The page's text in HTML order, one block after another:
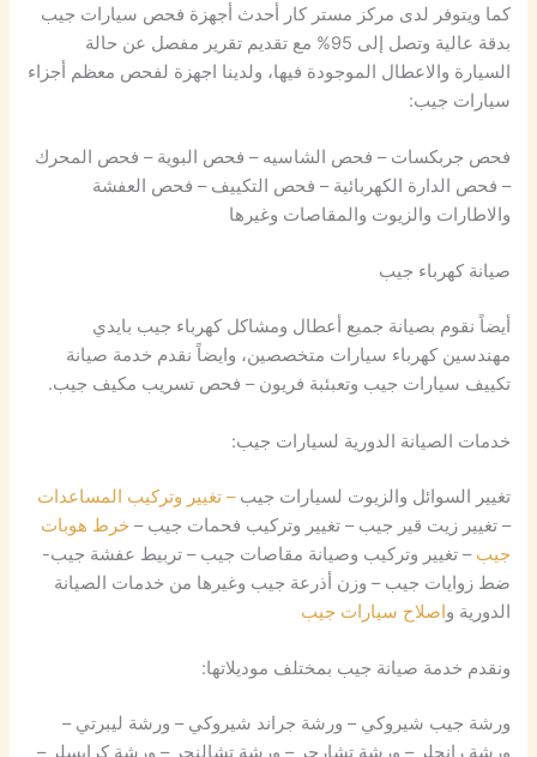
كما ويتوفر لدى مركز مستر كار أحدث أجهزة فحص سيارات جيب
بدقة عالية وتصل إلى 95% مع تقديم تقرير مفصل عن حالة
السيارة والاعطال الموجودة فيها، ولدينا اجهزة لفحص معظم أجزاء
سيارات جيب:
فحص جربكسات – فحص الشاسيه – فحص البوية – فحص المحرك
– فحص الدارة الكهربائية – فحص التكييف – فحص العفشة
والاطارات والزيوت والمقاصات وغيرها
صيانة كهرباء جيب
أيضاً نقوم بصيانة جميع أعطال ومشاكل كهرباء جيب بايدي
مهندسين كهرباء سيارات متخصصين، وايضاً نقدم خدمة صيانة
تكييف سيارات جيب وتعبئبة فريون – فحص تسريب مكيف جيب.
خدمات الصيانة الدورية لسيارات جيب:
تغيير السوائل والزيوت لسيارات جيب– تغيير وتركيب المساعدات
– تغيير زيت قير جيب – تغيير وتركيب فحمات جيب – خرط هوبات
جيب – تغيير وتركيب وصيانة مقاصات جيب – تربيط عفشة جيب-
ضط زوايات جيب – وزن أذرعة جيب وغيرها من خدمات الصيانة
الدورية واصلاح سيارات جيب
ونقدم خدمة صيانة جيب بمختلف موديلاتها:
ورشة جيب شيروكي – ورشة جراند شيروكي – ورشة ليبرتي –
ورشة رانجلر – ورشة تشارجر – ورشة تشالنجر – ورشة كرايسلر –